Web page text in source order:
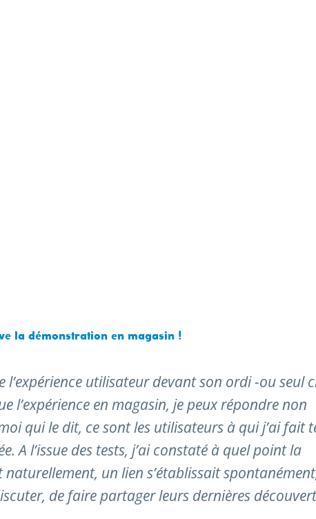
la démonstration en magasin !
l’expérience utilisateur devant son ordi -ou seul
l’expérience en magasin, je peux répondre non
qui le dit, ce sont les utilisateurs à qui j’ai fait
A l’issue des tests, j’ai constaté à quel point la
naturellement, un lien s’établissait
de faire partager leurs dernières